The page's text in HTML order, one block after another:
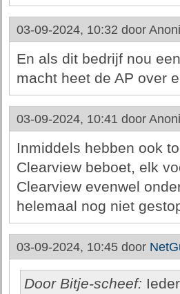
03-09-2024, 10:32 door
En als dit bedrijf nou
macht heet de AP over
03-09-2024, 10:41 door
Inmiddels hebben ook
Clearview beboet, elk
Clearview evenwel
helemaal nog niet
03-09-2024, 10:45 door
Door Bitje-scheef: